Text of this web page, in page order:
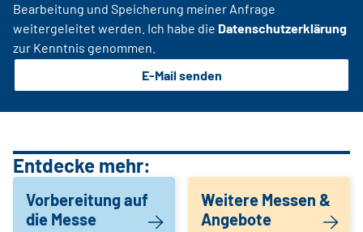
Bearbeitung und Speicherung meiner Anfrage
weitergeleitet werden. Ich habe die Datenschutzerklärung
zur Kenntnis genommen.
E-Mail senden
Entdecke mehr:
Vorbereitung auf
die Messe
Weitere Messen &
Angebote